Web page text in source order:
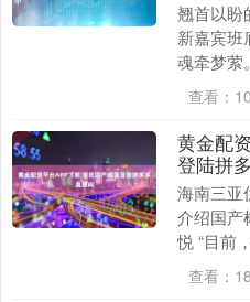
翘首以盼
新嘉宾班
魂牵梦萦
自北欧
始、埃
查看：
黄金配
登陆拼
海南三亚
介绍国产
悦 “目前
等地，
长途运输
查看：